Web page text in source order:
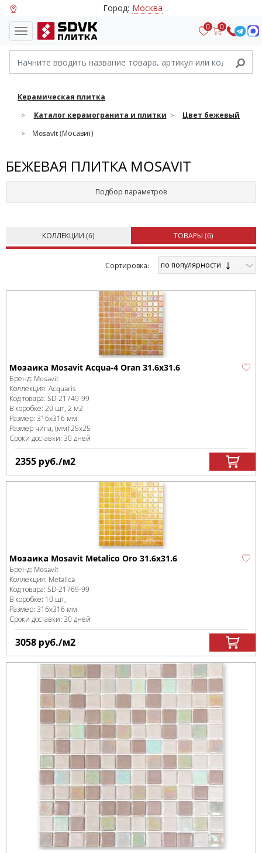
Город: Москва
0 0
Керамическая плитка
Каталог керамогранита и плитки
Цвет бежевый
Mosavit (Мосавит)
БЕЖЕВАЯ ПЛИТКА MOSAVIT
Подбор параметров
КОЛЛЕКЦИИ (6) ТОВАРЫ (6)
Cортировка: по популярности
Мозаика Mosavit Acqua-4 Oran 31.6x31.6
Бренд: Mosavit
Коллекция: Acquaris
Код товара: SD-21749-99
В коробке: 20 шт, 2 м2
Размер: 316x316 мм
Размер чипа, (мм)25x25
Сроки доставки: 30 дней
2355 руб./м2
Мозаика Mosavit Metalico Oro 31.6x31.6
Бренд: Mosavit
Коллекция: Metalica
Код товара: SD-21769-99
В коробке: 10 шт,
Размер: 316x316 мм
Сроки доставки: 30 дней
3058 руб./м2